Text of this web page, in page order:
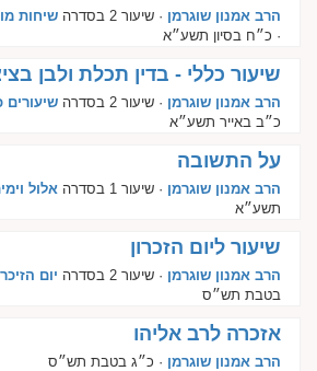
הרב אמנון שוגרמן · שיעור 2 בסדרה
שיחות
· כ״ח בסיון תשע״א
שיעור כללי - בדין תכלת ולבן
הרב אמנון שוגרמן · שיעור 2 בסדרה
כ״ב באייר תשע״א
על התשובה
הרב אמנון שוגרמן · שיעור 1 בסדרה אלול
תשע״א
שיעור ליום הזכרון
הרב אמנון שוגרמן · שיעור 2 בסדרה יום
בטבת תש״ס
אזכרה לרב אליהו
הרב אמנון שוגרמן · כ״ג בטבת תש״ס